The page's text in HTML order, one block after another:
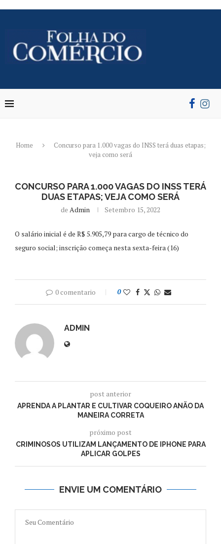
Home
Concurso para 1.000 vagas do INSS terá duas etapas;
veja como será
CONCURSO PARA 1.000 VAGAS DO INSS TERÁ
DUAS ETAPAS; VEJA COMO SERÁ
de Admin Setembro 15, 2022
O salário inicial é de R$ 5.905,79 para cargo de técnico do
seguro social; inscrição começa nesta sexta-feira (16)
0 comentario 0
ADMIN
post anterior
APRENDA A PLANTAR E CULTIVAR COQUEIRO ANÃO DA
MANEIRA CORRETA
próximo post
CRIMINOSOS UTILIZAM LANÇAMENTO DE IPHONE PARA
APLICAR GOLPES
ENVIE UM COMENTÁRIO